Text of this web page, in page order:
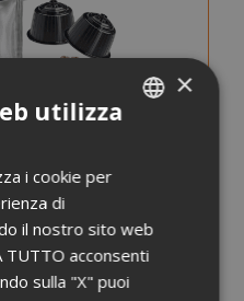
Compatibili Dolce
White Casa
al pezzo
×
utilizza
i cookie per
di
il nostro sito web
TUTTO acconsenti
sulla "X" puoi